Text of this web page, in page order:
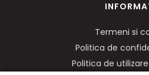
Termeni si
Politica de
Politica de